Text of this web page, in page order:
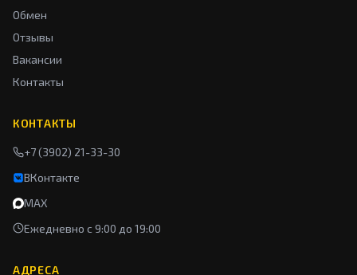
Обмен
Отзывы
Вакансии
Контакты
КОНТАКТЫ
+7 (3902) 21-33-30
ВКонтакте
MAX
Ежедневно с 9:00 до 19:00
АДРЕСА